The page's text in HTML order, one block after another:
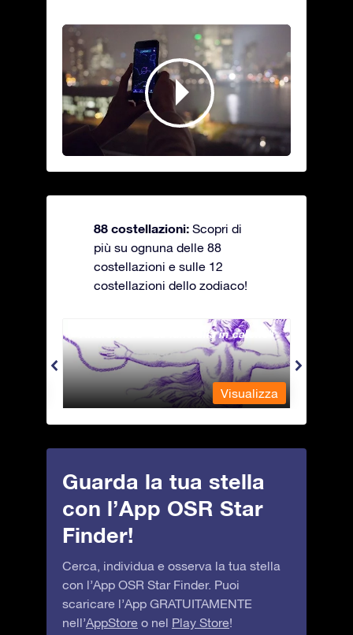
88 costellazioni: Scopri di
più su ognuna delle 88
costellazioni e sulle 12
costellazioni dello zodiaco!
Andromeda - La fanciulla in catene
Visualizza
Guarda la tua stella
con l’App OSR Star
Finder!
Cerca, individua e osserva la tua stella
con l’App OSR Star Finder. Puoi
scaricare l’App GRATUITAMENTE
nell’AppStore o nel Play Store!